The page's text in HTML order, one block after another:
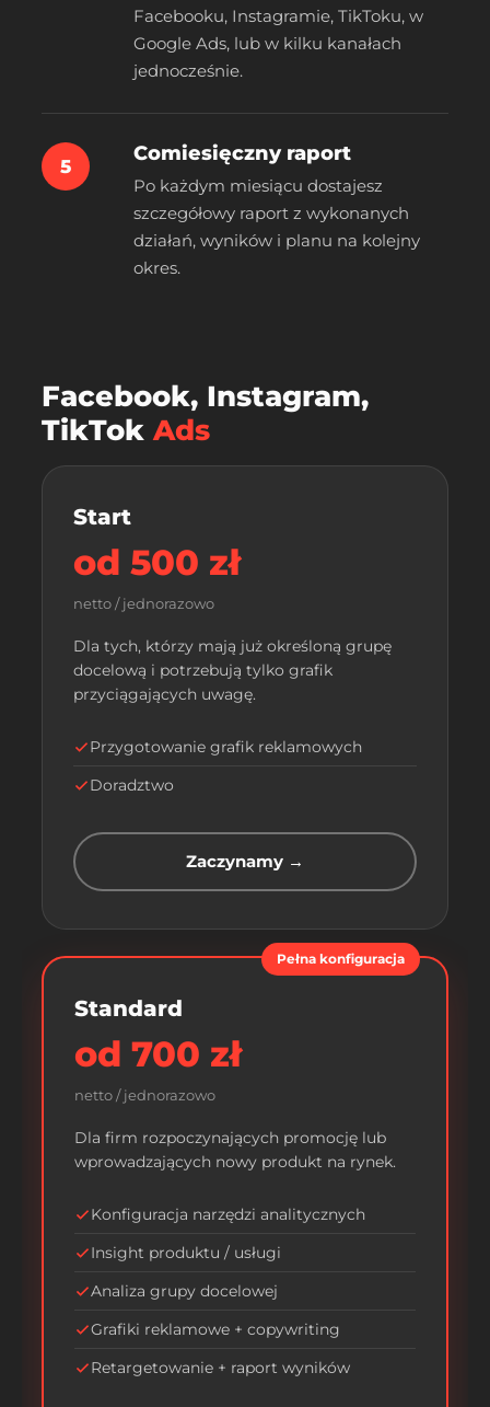
Facebooku, Instagramie, TikToku, w
Google Ads, lub w kilku kanałach
jednocześnie.
5
Comiesięczny raport
Po każdym miesiącu dostajesz
szczegółowy raport z wykonanych
działań, wyników i planu na kolejny
okres.
Facebook, Instagram,
TikTokAds
Start
od 500 zł
netto / jednorazowo
Dla tych, którzy mają już określoną grupę
docelową i potrzebują tylko grafik
przyciągających uwagę.
Przygotowanie grafik reklamowych
Doradztwo
Zaczynamy →
Pełna konfiguracja
Standard
od 700 zł
netto / jednorazowo
Dla firm rozpoczynających promocję lub
wprowadzających nowy produkt na rynek.
Konfiguracja narzędzi analitycznych
Insight produktu / usługi
Analiza grupy docelowej
Grafiki reklamowe + copywriting
Retargetowanie + raport wyników